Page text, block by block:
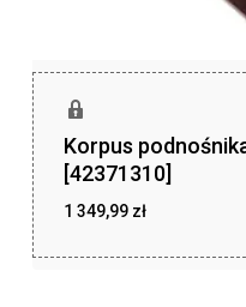
Korpus
[42371310]
1 349,99 zł